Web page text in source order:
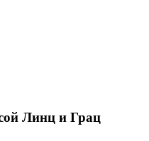
Линц и Грац